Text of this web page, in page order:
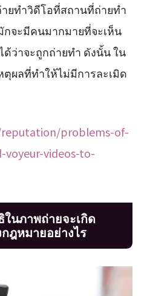
ยทำวิดีโอที่สถานที่ถ่ายทำ
กจะมีคนมากมายที่จะเห็น
ว่าจะถูกถ่ายทำ ดังนั้น ใน
ผลที่ทำให้ไม่มีการละเมิด
problems-of-
voyeur-videos-to-
นภาพถ่ายจะเกิด
ฎหมายอย่างไร